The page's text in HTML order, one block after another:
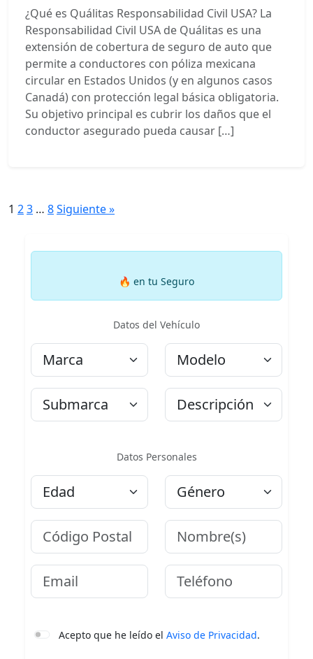
¿Qué es Quálitas Responsabilidad Civil USA? La
Responsabilidad Civil USA de Quálitas es una
extensión de cobertura de seguro de auto que
permite a conductores con póliza mexicana
circular en Estados Unidos (y en algunos casos
Canadá) con protección legal básica obligatoria.
Su objetivo principal es cubrir los daños que el
conductor asegurado pueda causar […]
Navegación
entradas
1 23 … 8Siguiente »
🔥 en tu Seguro
Datos del Vehículo
Marca Modelo
Submarca Descripción
Datos Personales
Edad Género
Código Postal Nombre
Email Teléfono
Acepto que he leído el Aviso de Privacidad.